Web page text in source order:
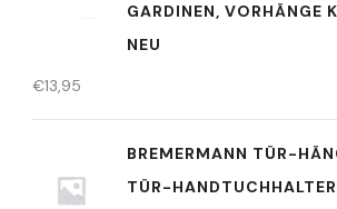
GARDINEN, VORHÄNGE
NEU
€13,95
BREMERMANN TÜR-
TÜR-